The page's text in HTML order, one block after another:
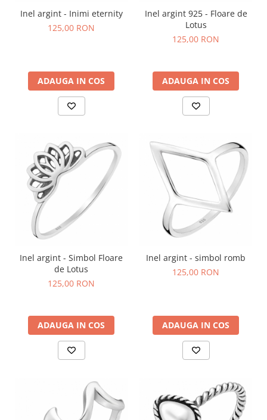
Inel argint - Inimi eternity
125,00 RON
ADAUGA IN COS
Inel argint 925 - Floare de
Lotus
125,00 RON
ADAUGA IN COS
Inel argint - Simbol Floare
de Lotus
125,00 RON
ADAUGA IN COS
Inel argint - simbol romb
125,00 RON
ADAUGA IN COS